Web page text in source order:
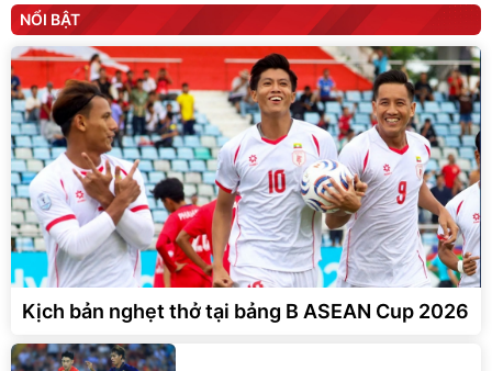
NỔI BẬT
Kịch bản nghẹt thở tại bảng B ASEAN Cup 2026